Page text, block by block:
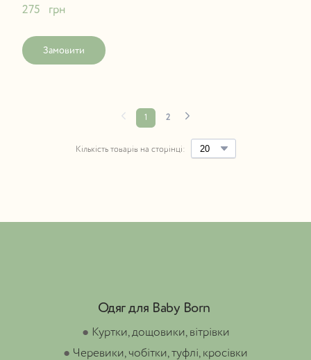
275   грн
Замовити
Кількість товарів на сторінці:
1 2
Одяг для Baby Born
● Куртки, дощовики, вітрівки
● Черевики, чобітки, туфлі, кросівки